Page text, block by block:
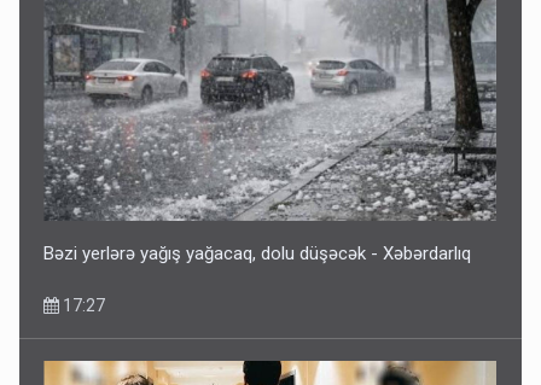
Bəzi yerlərə yağış yağacaq, dolu düşəcək - Xəbərdarlıq
17:27